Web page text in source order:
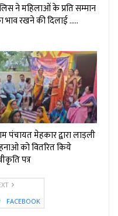
ने महिलाओं के प्रति सम्मान
भाव रखने की दिलाई …..
पंचायत मेहकार द्वारा लाड़ली
को वितरित किये
पत्र
FACEBOOK